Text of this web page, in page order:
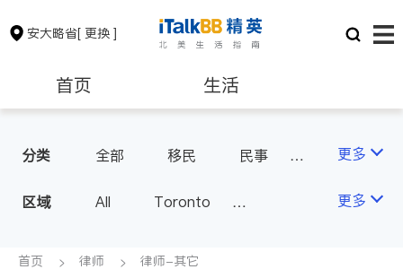
安大略省[ 更换 ]
首页 生活
保险理财 房地产租售
银行贷款 会计师
分类 全部 移民
民事
更多
区域 All
Toronto
Scarborough
更多
首页 律师 律师-其它